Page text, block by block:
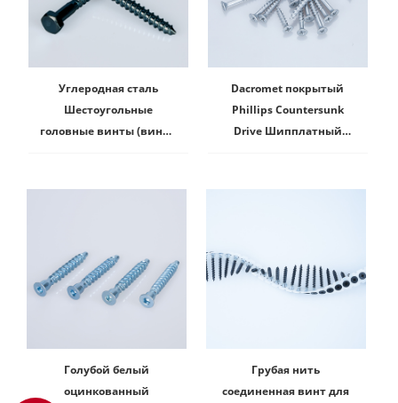
Углеродная сталь
Шестоугольные
головные винты (винт с
Dacromet покрытый
Phillips Countersunk
Drive Шипплатный
Голубой белый
оцинкованный
Грубая нить
соединенная винт для